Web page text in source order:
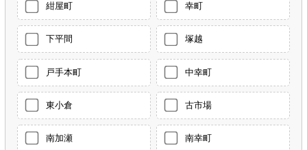
紺屋町 幸町
下平間 塚越
戸手本町 中幸町
東小倉 古市場
南加瀬 南幸町